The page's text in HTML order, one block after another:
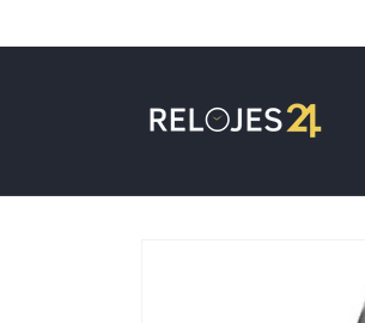
al contenido